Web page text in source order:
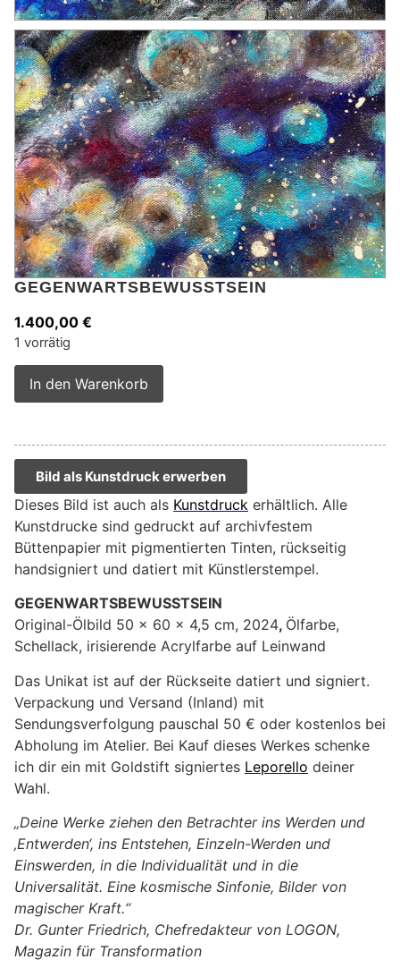
GEGENWARTSBEWUSSTSEIN
1.400,00 €
1 vorrätig
In den Warenkorb
Bild als Kunstdruck erwerben
Dieses Bild ist auch als Kunstdruck erhältlich. Alle
Kunstdrucke sind gedruckt auf archivfestem
Büttenpapier mit pigmentierten Tinten, rückseitig
handsigniert und datiert mit Künstlerstempel.
GEGENWARTSBEWUSSTSEIN
Original-Ölbild 50 x 60 x 4,5 cm, 2024, Ölfarbe,
Schellack, irisierende Acrylfarbe auf Leinwand
Das Unikat ist auf der Rückseite datiert und signiert.
Verpackung und Versand (Inland) mit
Sendungsverfolgung pauschal 50 € oder kostenlos bei
Abholung im Atelier. Bei Kauf dieses Werkes schenke
ich dir ein mit Goldstift signiertes Leporello deiner
Wahl.
„Deine Werke ziehen den Betrachter ins Werden und
‚Entwerden‘, ins Entstehen, Einzeln-Werden und
Einswerden, in die Individualität und in die
Universalität. Eine kosmische Sinfonie, Bilder von
magischer Kraft.“
Dr. Gunter Friedrich, Chefredakteur von LOGON,
Magazin für Transformation